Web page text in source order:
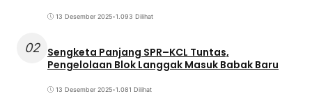
13 Desember 2025•1.093 Dilihat
02 Sengketa Panjang SPR–KCL Tuntas,
Pengelolaan Blok Langgak Masuk Babak Baru
13 Desember 2025•1.081 Dilihat